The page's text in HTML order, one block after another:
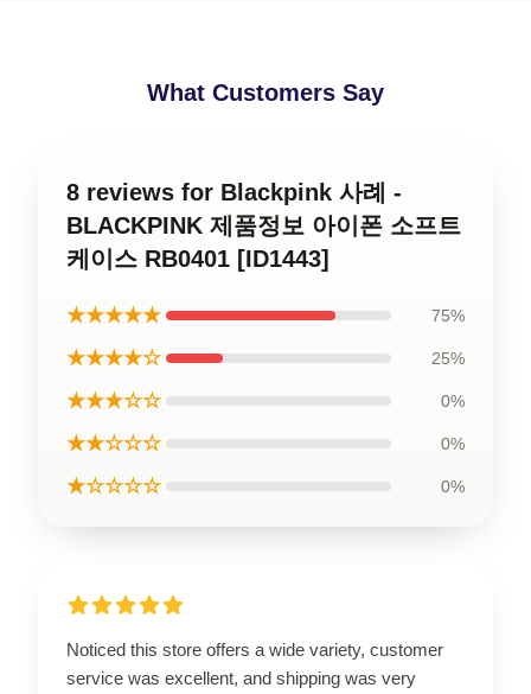
What Customers Say
8 reviews for Blackpink 사례 -
BLACKPINK 제품정보 아이폰 소프트
케이스 RB0401 [ID1443]
★★★★★ 75%
★★★★☆ 25%
★★★☆☆ 0%
★★☆☆☆ 0%
★☆☆☆☆ 0%
Noticed this store offers a wide variety, customer
service was excellent, and shipping was very